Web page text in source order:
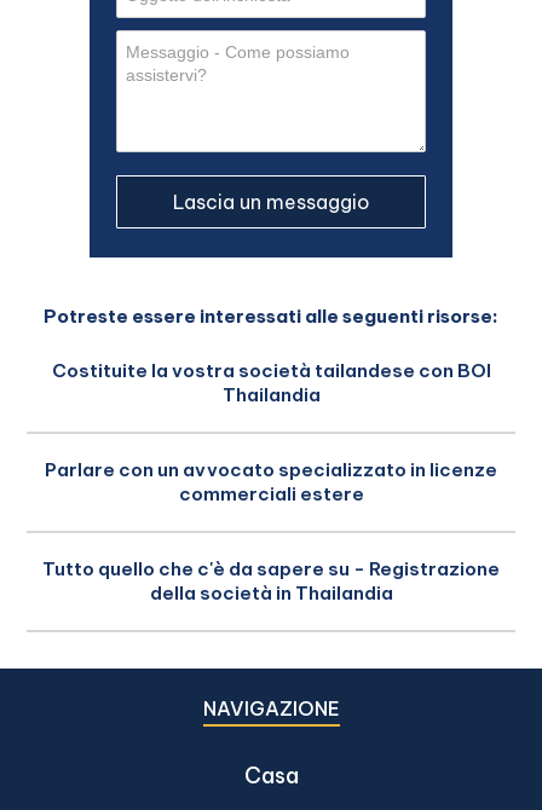
Potreste essere interessati alle seguenti risorse:
Costituite la vostra società tailandese con BOI
Thailandia
Parlare con un avvocato specializzato in licenze
commerciali estere
Tutto quello che c'è da sapere su - Registrazione
della società in Thailandia
NAVIGAZIONE
Casa